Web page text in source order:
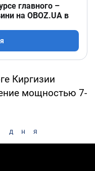
главного –
на OBOZ.UA в
Киргизии
мощностью 7-
дня